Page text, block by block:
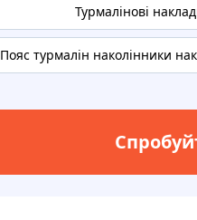
Турмалінові
Пояс турмалін наколінники